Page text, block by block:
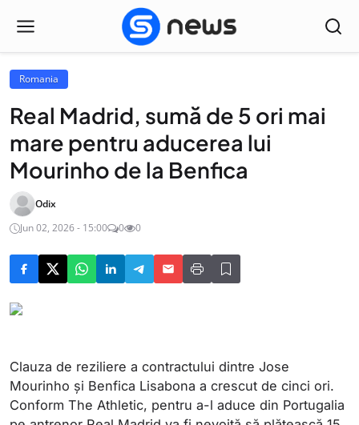
Romania
Real Madrid, sumă de 5 ori mai
mare pentru aducerea lui
Mourinho de la Benfica
Odix
Jun 02, 2026 - 15:00
0 0
Clauza de reziliere a contractului dintre Jose
Mourinho și Benfica Lisabona a crescut de cinci ori.
Conform The Athletic, pentru a-l aduce din Portugalia